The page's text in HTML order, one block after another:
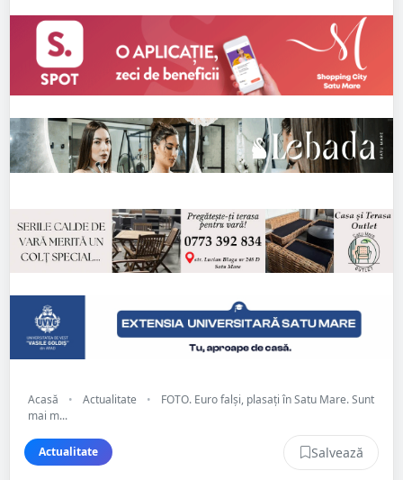
Acasă • Actualitate •
FOTO. Euro falși, plasați în Satu Mare. Sunt
mai m...
Actualitate Salvează